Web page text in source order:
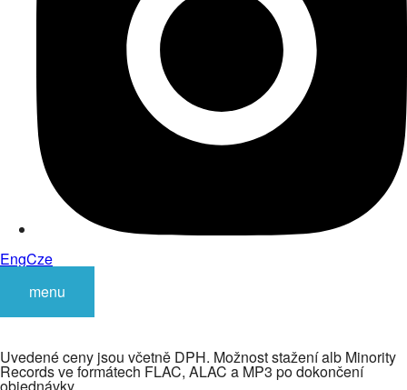
EngCze
menu
Uvedené ceny jsou včetně DPH. Možnost stažení alb Minority
Records ve formátech FLAC, ALAC a MP3 po dokončení